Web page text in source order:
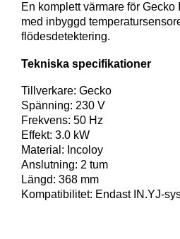
En komplett värmare för
med inbyggd
flödesdetektering.
Tekniska specifikationer
Tillverkare: Gecko
Spänning: 230 V
Frekvens: 50 Hz
Effekt: 3.0 kW
Material: Incoloy
Anslutning: 2 tum
Längd: 368 mm
Kompatibilitet: Endast IN.YJ-